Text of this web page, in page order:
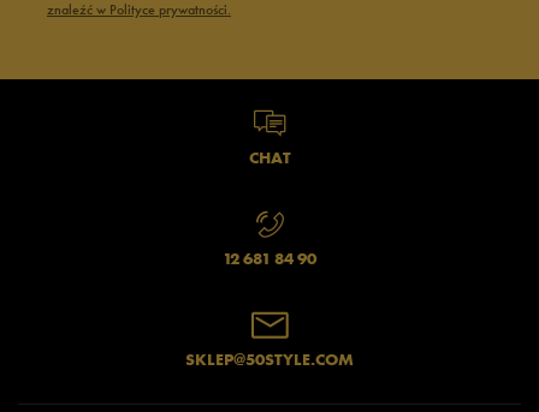
znaleźć w Polityce prywatności.
CHAT
12 681 84 90
SKLEP@50STYLE.COM